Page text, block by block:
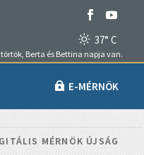
37° C
Berta és Bettina napja van.
E-MÉRNÖK
MÉRNÖK ÚJSÁG